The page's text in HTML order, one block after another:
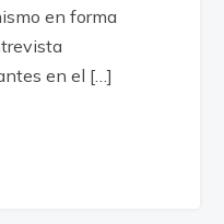
en forma
en el […]